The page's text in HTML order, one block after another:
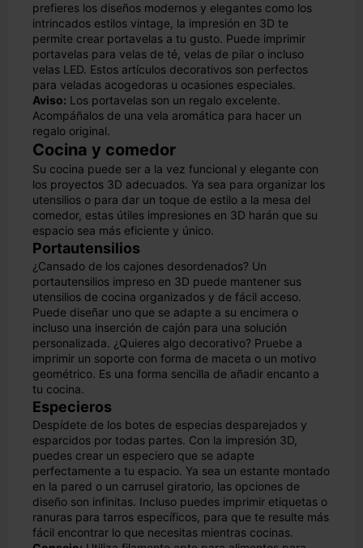
prefieres los diseños modernos y elegantes como los
intrincados estilos vintage, la impresión en 3D te
permite crear portavelas a tu gusto. Puede imprimir
portavelas para velas de té, velas de pilar o incluso
velas LED. Estos artículos decorativos son perfectos
para veladas acogedoras u ocasiones especiales.
Aviso: Los portavelas son un regalo excelente.
Acompáñalos de una vela aromática para hacer un
regalo original.
Cocina y comedor
Su cocina puede ser a la vez funcional y elegante con
los proyectos 3D adecuados. Ya sea para organizar los
utensilios o para dar un toque de estilo a la mesa del
comedor, estas útiles impresiones en 3D harán que su
espacio sea más eficiente y único.
Portautensilios
¿Cansado de los cajones desordenados? Un
portautensilios impreso en 3D puede mantener sus
utensilios de cocina organizados y de fácil acceso.
Puede diseñar uno que se adapte a su encimera o
incluso una inserción de cajón para una solución
personalizada. ¿Quieres algo decorativo? Pruebe a
imprimir un soporte con forma de maceta o un motivo
geométrico. Es una forma sencilla de añadir encanto a
tu cocina.
Especieros
Despídete de los botes de especias desparejados y
esparcidos por todas partes. Con la impresión 3D,
puedes crear un especiero que se adapte
perfectamente a tu espacio. Ya sea un estante montado
en la pared o un carrusel giratorio, las opciones de
diseño son infinitas. Incluso puedes imprimir etiquetas o
ranuras para tarros específicos, para que te resulte más
fácil encontrar lo que necesitas mientras cocinas.